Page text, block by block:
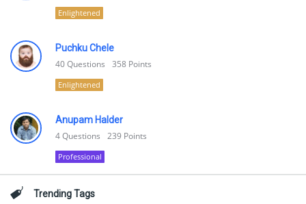
Enlightened
Puchku Chele
40Questions 358 Points
Enlightened
Anupam Halder
4Questions 239 Points
Professional
Trending Tags